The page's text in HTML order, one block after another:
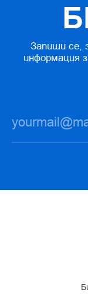
Запиши се,
информация